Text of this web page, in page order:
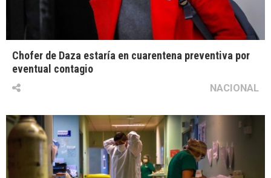
Chofer de Daza estaría en cuarentena preventiva por
eventual contagio
NACIONAL